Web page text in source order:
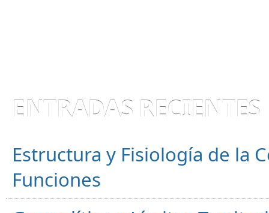
ENTRADAS RECIENTES
Estructura y Fisiología de la
Funciones